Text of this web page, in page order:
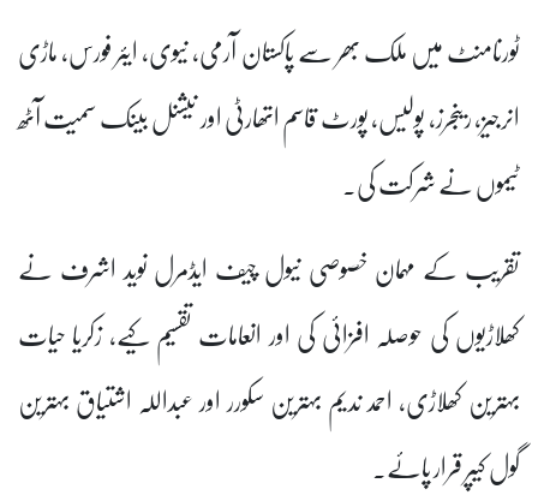
ٹورنامنٹ میں ملک بھر سے پاکستان آرمی، نیوی، ایئر فورس، ماڑی
انرجیز، رینجرز، پولیس، پورٹ قاسم اتھارٹی اور نیشنل بینک سمیت آٹھ
ٹیموں نے شرکت کی۔
تقریب کے مہمان خصوصی نیول چیف ایڈمرل نوید اشرف نے
کھلاڑیوں کی حوصلہ افزائی کی اور انعامات تقسیم کیے، زکریا حیات
بہترین کھلاڑی، احمد ندیم بہترین سکورر اور عبداللہ اشتیاق بہترین
گول کیپر قرار پائے۔